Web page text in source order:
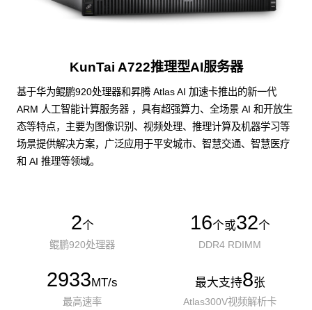
KunTai A722推理型AI服务器
基于华为鲲鹏920处理器和昇腾 Atlas AI 加速卡推出的新一代
ARM 人工智能计算服务器 ，具有超强算力、全场景 AI 和开放生
态等特点，主要为图像识别、视频处理、推理计算及机器学习等
场景提供解决方案，广泛应用于平安城市、智慧交通、智慧医疗
和 AI 推理等领域。
2个
鲲鹏920处理器
16个或32个
DDR4 RDIMM
2933MT/s
最高速率
最大支持8张
Atlas300V视频解析卡